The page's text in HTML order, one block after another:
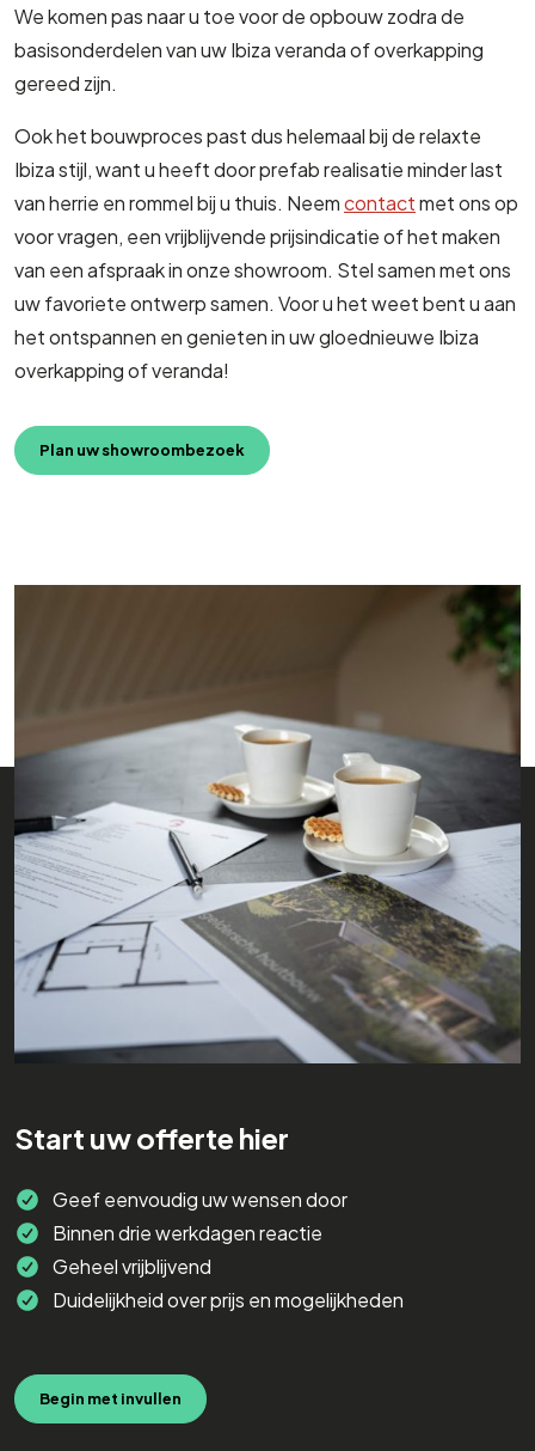
We komen pas naar u toe voor de opbouw zodra de
basisonderdelen van uw Ibiza veranda of overkapping
gereed zijn.
Ook het bouwproces past dus helemaal bij de relaxte
Ibiza stijl, want u heeft door prefab realisatie minder last
van herrie en rommel bij u thuis. Neemcontactmet ons op
voor vragen, een vrijblijvende prijsindicatie of het maken
van een afspraak in onze showroom. Stel samen met ons
uw favoriete ontwerp samen. Voor u het weet bent u aan
het ontspannen en genieten in uw gloednieuwe Ibiza
overkapping of veranda!
Plan uw showroombezoek
Start uw offerte hier
Geef eenvoudig uw wensen door
Binnen drie werkdagen reactie
Geheel vrijblijvend
Duidelijkheid over prijs en mogelijkheden
Begin met invullen